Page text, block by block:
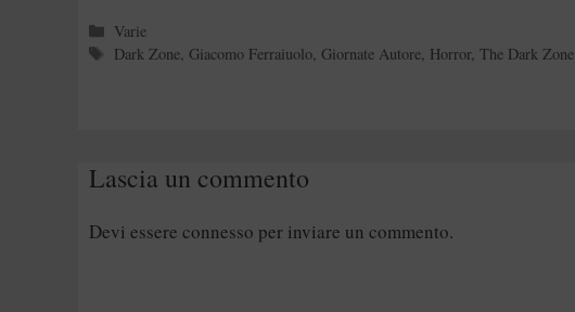
Categorie
Varie
Tag
Dark Zone ,Giacomo Ferraiuolo ,Giornate Autore Horror,The Dark Zone
Lascia un commento
Devi essere connesso per inviare un commento.